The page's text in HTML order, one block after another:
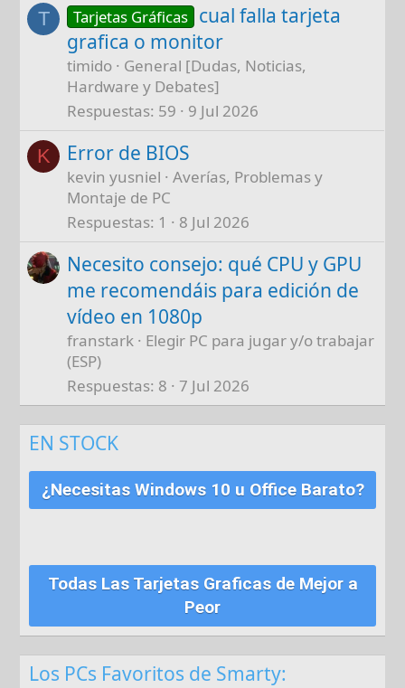
T Tarjetas Gráficas cual falla tarjeta
grafica o monitor
timido
General [Dudas, Noticias,
Hardware y Debates]
Respuestas 59 9 Jul 2026
K Error de BIOS
kevin yusniel
Averías, Problemas y
Montaje de PC
Respuestas 1 8 Jul 2026
Necesito consejo: qué CPU y GPU
me recomendáis para edición de
vídeo en 1080p
franstark
Elegir PC para jugar y/o trabajar
(ESP)
Respuestas 8 7 Jul 2026
EN STOCK
¿Necesitas Windows 10 u Office Barato?
Todas Las Tarjetas Graficas de Mejor a
Peor
Los PCs Favoritos de Smarty: